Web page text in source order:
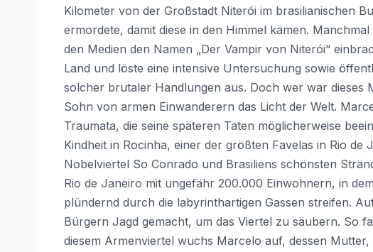
Kilometer von der Großstadt Niterói im brasilianischen
ermordete, damit diese in den Himmel kämen.
den Medien den Namen „Der Vampir von Niterói“
Land und löste eine intensive Untersuchung sowie
solcher brutaler Handlungen aus. Doch wer war dieses
Sohn von armen Einwanderern das Licht der Welt.
Traumata, die seine späteren Taten möglicherweise
Kindheit in Rocinha, einer der größten Favelas in Rio de
Nobelviertel So Conrado und Brasiliens schönsten
Rio de Janeiro mit ungefähr 200.000 Einwohnern, in
plündernd durch die labyrinthartigen Gassen streifen.
Bürgern Jagd gemacht, um das Viertel zu säubern. So
diesem Armenviertel wuchs Marcelo auf, dessen